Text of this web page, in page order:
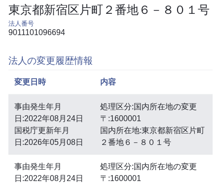
東京都新宿区片町２番地６－８０１号
法人番号
9011101096694
法人の変更履歴情報
変更日時 内容
事由発生年月
日:2022年08月24日
国税庁更新年月
日:2026年05月08日
処理区分:国内所在地の変更
〒:1600001
国内所在地:東京都新宿区片町
２番地６－８０１号
事由発生年月
日:2022年08月24日
処理区分:国内所在地の変更
〒:1600001